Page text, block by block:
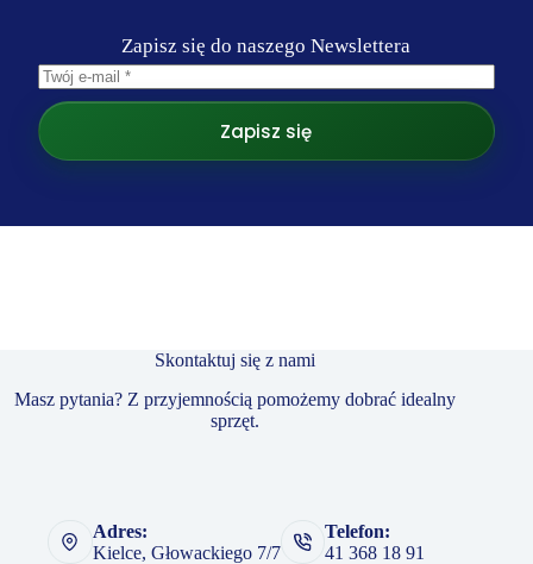
Zapisz się do naszego Newslettera
Zapisz się
Skontaktuj się z nami
Masz pytania? Z przyjemnością pomożemy dobrać idealny
sprzęt.
Adres:
Kielce, Głowackiego 7/7
Telefon:
41 368 18 91